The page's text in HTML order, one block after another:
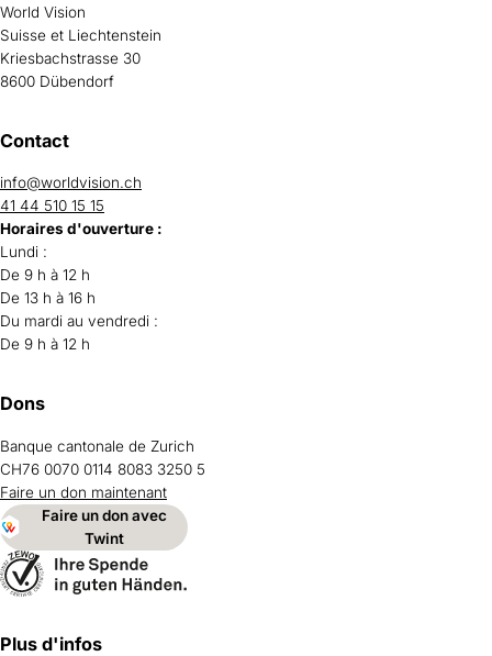
World Vision
Suisse et Liechtenstein
Kriesbachstrasse 30
8600 Dübendorf
Contact
info@worldvision.ch
41 44 510 15 15
Horaires d'ouverture :
Lundi :
De 9 h à 12 h
De 13 h à 16 h
Du mardi au vendredi :
De 9 h à 12 h
Dons
Banque cantonale de Zurich
CH76 0070 0114 8083 3250 5
Faire un don maintenant
Faire un don avec
Twint
Plus d'infos